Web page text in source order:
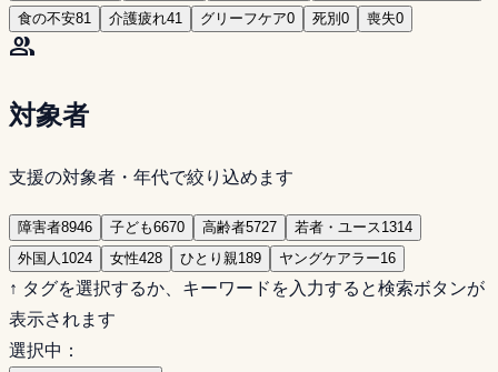
食の不安81 介護疲れ41 グリーフケア0 死別 0 喪失0
group
対象者
支援の対象者・年代で絞り込めます
障害者8946 子ども6670 高齢者5727 若者・ユース 1314
外国人 1024 女性428 ひとり親189 ヤングケアラー16
↑ タグを選択するか、キーワードを入力すると検索ボタンが
表示されます
選択中：